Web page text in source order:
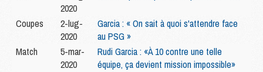
2020
Coupes
2-lug-
2020
Garcia : « On sait à quoi s'attendre face
au PSG »
Match
5-mar-
2020
Rudi Garcia : «À 10 contre une telle
équipe, ça devient mission impossible»